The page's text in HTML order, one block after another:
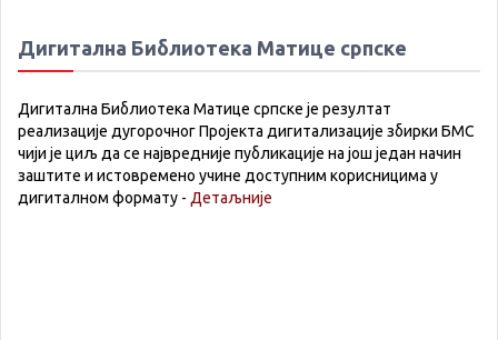
Дигитална Библиотека Матице српске
Дигитална Библиотека Матице српске је резултат
реализације дугорочног Пројекта дигитализације збирки БМС
чији је циљ да се највредније публикације на још један начин
заштите и истовремено учине доступним корисницима у
дигиталном формату - Детаљније